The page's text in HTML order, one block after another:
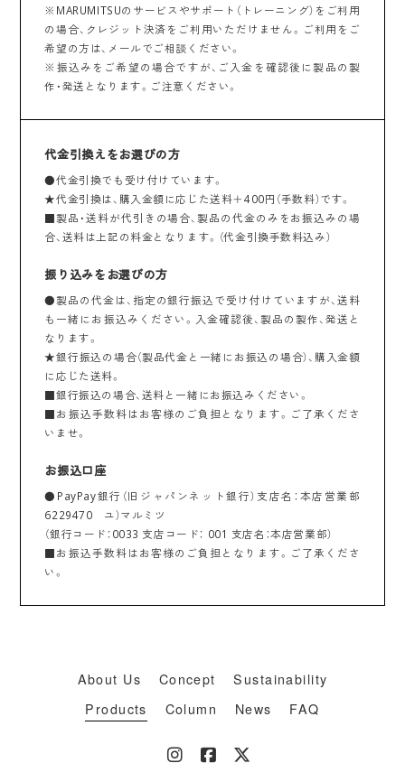
※MARUMITSUのサービスやサポート（トレーニング）をご利用
の場合、クレジット決済をご利用いただけません。ご利用をご
希望の方は、メールでご相談ください。
※振込みをご希望の場合ですが、ご入金を確認後に製品の製
作・発送となります。ご注意ください。
代金引換えをお選びの方
●代金引換でも受け付けています。
★代金引換は、購入金額に応じた送料＋400円（手数料）です。
■製品・送料が代引きの場合、製品の代金のみをお振込みの場
合、送料は上記の料金となります。（代金引換手数料込み）
振り込みをお選びの方
●製品の代金は、指定の銀行振込で受け付けていますが、送料
も一緒にお振込みください。入金確認後、製品の製作、発送と
なります。
★銀行振込の場合（製品代金と一緒にお振込の場合）、購入金額
に応じた送料。
■銀行振込の場合、送料と一緒にお振込みください。
■お振込手数料はお客様のご負担となります。ご了承くださ
いませ。
お振込口座
●PayPay銀行（旧ジャパンネット銀行）支店名：本店営業部
6229470 ユ）マルミツ
（銀行コード：0033 支店コード： 001 支店名：本店営業部）
■お振込手数料はお客様のご負担となります。ご了承くださ
い。
About Us Concept
Sustainability
Products
Column News FAQ